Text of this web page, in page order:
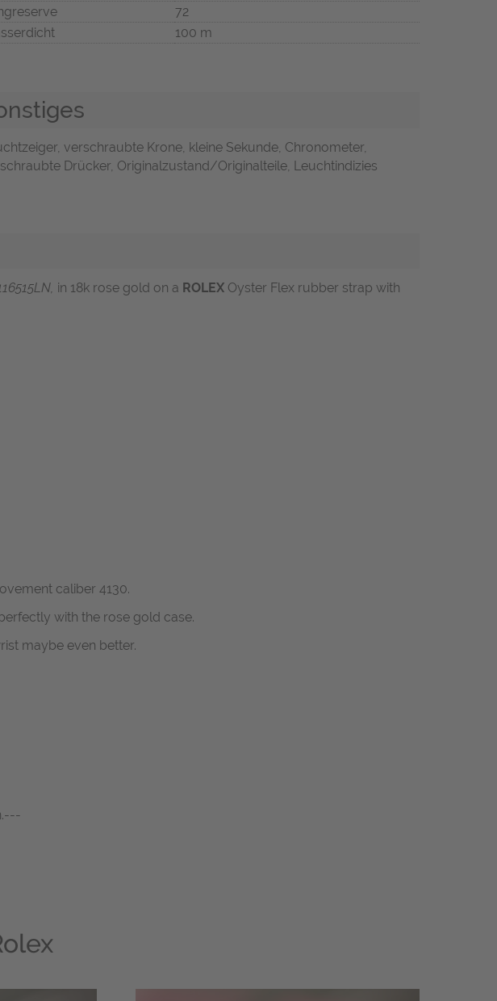
72
100 m
verschraubte Krone, kleine Sekunde, Chronometer,
Drücker, Originalzustand/Originalteile, Leuchtindizies
in 18k rose gold on a ROLEX Oyster Flex rubber strap with
caliber 4130.
with the rose gold case.
maybe even better.